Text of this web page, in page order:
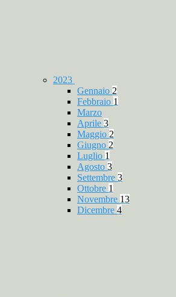
2023
Gennaio 2
Febbraio 1
Marzo
Aprile 3
Maggio 2
Giugno 2
Luglio 1
Agosto 3
Settembre 3
Ottobre 1
Novembre 13
Dicembre 4